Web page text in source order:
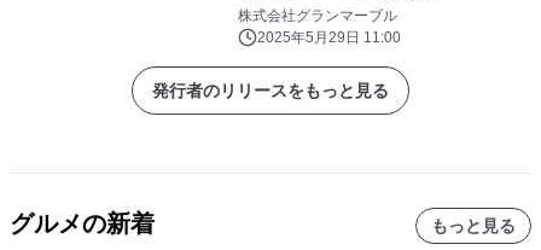
株式会社グランマーブル
2025年5月29日 11:00
発行者のリリースをもっと見る
グルメの新着 もっと見る